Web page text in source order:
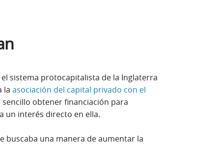
sistema protocapitalista de la Inglaterra
la asociación del capital privado con el
sencillo obtener financiación para
un interés directo en ella.
ventana nueva)
buscaba una manera de aumentar la